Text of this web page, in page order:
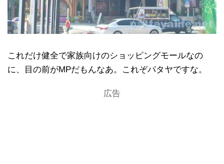
これだけ健全で家族向けのショッピングモールなの
に、目の前がMPだもんなあ。これぞパタヤですな。
広告